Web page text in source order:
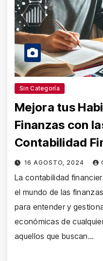
Sin Categoría
Mejora tus
Finanzas con
Contabilidad
16 AGOSTO, 2024
La contabilidad
el mundo de las
para entender y
económicas de
aquellos que buscan…